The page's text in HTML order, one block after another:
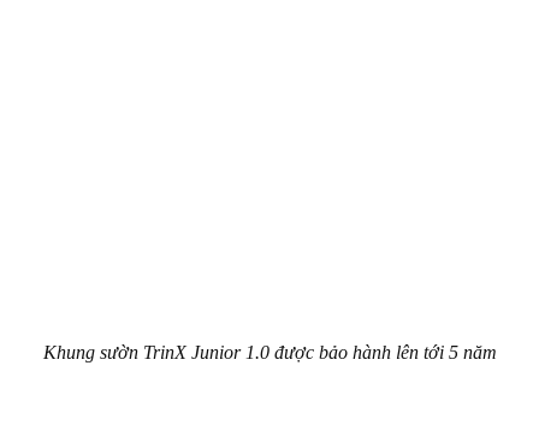
Khung sườn TrinX Junior 1.0 được bảo hành lên tới 5 năm